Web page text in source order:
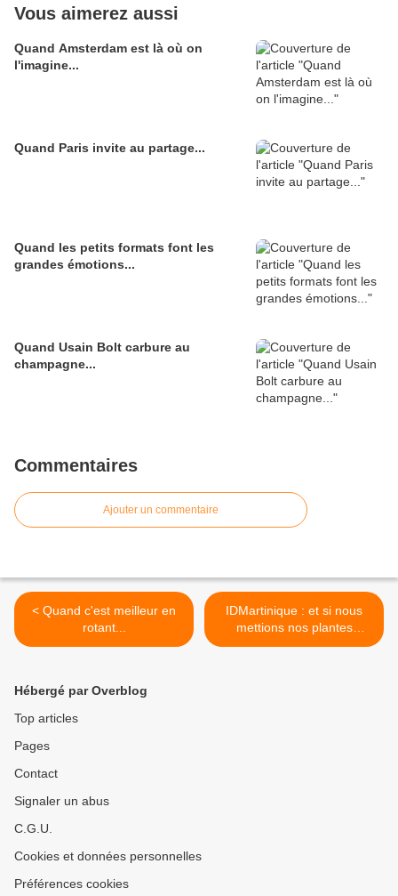
Vous aimerez aussi
Quand Amsterdam est là où on
l'imagine...
Quand Paris invite au partage...
Quand les petits formats font les
grandes émotions...
Quand Usain Bolt carbure au
champagne...
Commentaires
Ajouter un commentaire
< Quand c'est meilleur en
rotant...
IDMartinique : et si nous
mettions nos plantes
médicinales en valeur... >
Hébergé par Overblog
Top articles
Pages
Contact
Signaler un abus
C.G.U.
Cookies et données personnelles
Préférences cookies